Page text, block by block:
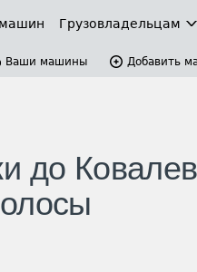
Грузовладельцам
Ваши машины Добавить
до